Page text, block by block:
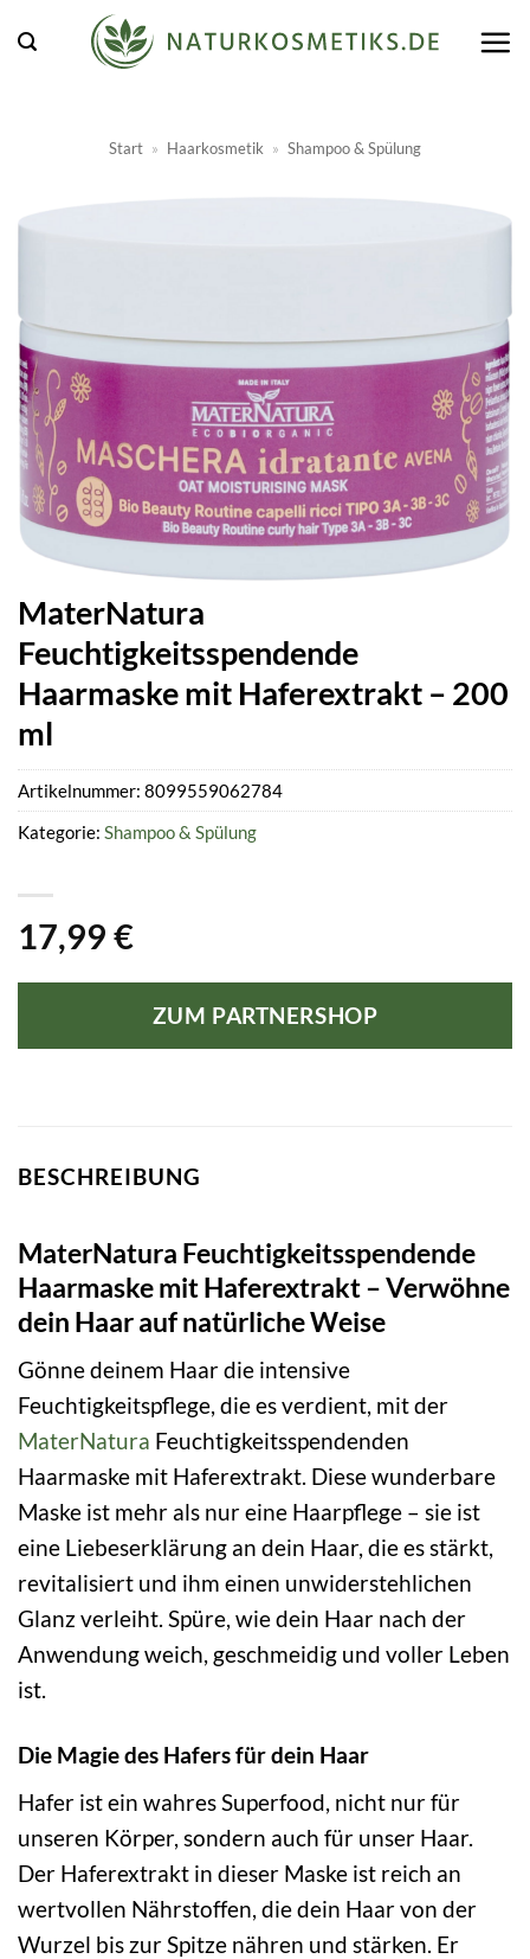
Inhalt
Start » Haarkosmetik » Shampoo & Spülung
MaterNatura
Feuchtigkeitsspendende
Haarmaske mit Haferextrakt – 200
ml
17,99 €
ZUM PARTNERSHOP
Artikelnummer: 8099559062784
Kategorie: Shampoo & Spülung
BESCHREIBUNG
MaterNatura Feuchtigkeitsspendende
Haarmaske mit Haferextrakt – Verwöhne
dein Haar auf natürliche Weise
Gönne deinem Haar die intensive
Feuchtigkeitspflege, die es verdient, mit der
MaterNatura Feuchtigkeitsspendenden
Haarmaske mit Haferextrakt. Diese wunderbare
Maske ist mehr als nur eine Haarpflege – sie ist
eine Liebeserklärung an dein Haar, die es stärkt,
revitalisiert und ihm einen unwiderstehlichen
Glanz verleiht. Spüre, wie dein Haar nach der
Anwendung weich, geschmeidig und voller Leben
ist.
Die Magie des Hafers für dein Haar
Hafer ist ein wahres Superfood, nicht nur für
unseren Körper, sondern auch für unser Haar.
Der Haferextrakt in dieser Maske ist reich an
wertvollen Nährstoffen, die dein Haar von der
Wurzel bis zur Spitze nähren und stärken. Er